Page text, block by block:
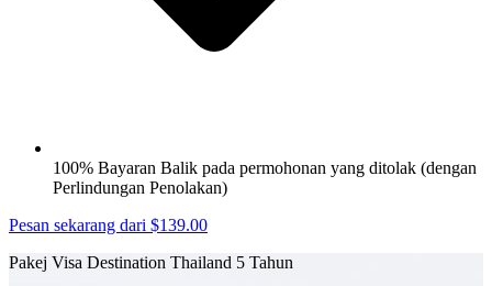
100% Bayaran Balik pada permohonan yang ditolak (dengan
Perlindungan Penolakan)
Pesan sekarang dari $139.00
Pakej Visa Destination Thailand 5 Tahun